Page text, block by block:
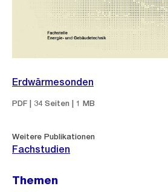
Erdwärmesonden
PDF | 34 Seiten | 1 MB
Weitere Publikationen
Fachstudien
Themen